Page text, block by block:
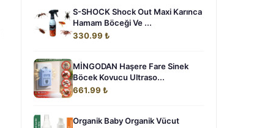
S-SHOCK Shock Out Maxi Karınca
Hamam Böceği Ve ...
330.99 ₺
MİNGODAN Haşere Fare Sinek
Böcek Kovucu Ultraso...
661.99 ₺
Organik Baby Organik Vücut